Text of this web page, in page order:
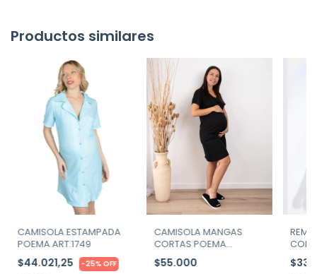
Productos similares
CAMISOLA ESTAMPADA
POEMA ART.1749
$44.021,25 -25% OFF
CAMISOLA MANGAS
CORTAS POEMA
ART.1487
$55.000
ART.